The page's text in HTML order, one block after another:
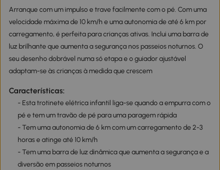
Arranque com um impulso e trave facilmente com o pé. Com uma
velocidade máxima de 10 km/h e uma autonomia de até 6 km por
carregamento, é perfeita para crianças ativas. Inclui uma barra de
luz brilhante que aumenta a segurança nos passeios noturnos. O
seu desenho dobrável numa só etapa e o guiador ajustável
adaptam-se às crianças à medida que crescem
Características:
- Esta trotinete elétrica infantil liga-se quando a empurra com o
pé e tem um travão de pé para uma paragem rápida
- Tem uma autonomia de 6 km com um carregamento de 2-3
horas e atinge até 10 km/h
- Tem uma barra de luz dinâmica que aumenta a segurança e a
diversão em passeios noturnos